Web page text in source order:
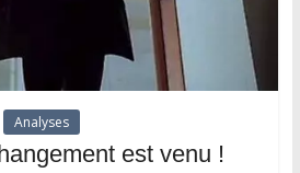
Analyses
est venu !